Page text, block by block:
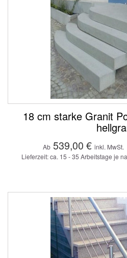
18 cm starke Granit
Ab 539,00 € inkl. MwSt.
Lieferzeit: ca. 15 - 35 Arbeitstage je